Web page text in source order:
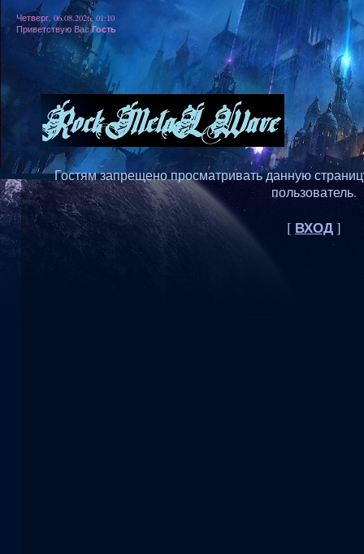
Четверг, 06.08.2026, 01:10
Приветствую Вас Гость
Гостям запрещено просматривать данную
пользователь.
[ ВХОД]